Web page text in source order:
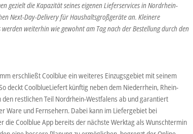
gezielt die Kapazität seines eigenen Lieferservices in Nordrhein-
Next-Day-Delivery für Haushaltsgroßgeräte an. Kleinere
weiterhin wie gewohnt am Tag nach der Bestellung durch den
erschließt Coolblue ein weiteres Einzugsgebiet mit seinem
deckt CoolblueLiefert künftig neben dem Niederrhein, Rhein-
restlichen Teil Nordrhein-Westfalens ab und garantiert
Ware und Fernsehern. Dabei kann im Liefergebiet bei
die Coolblue App bereits der nächste Werktag als Wunschtermin